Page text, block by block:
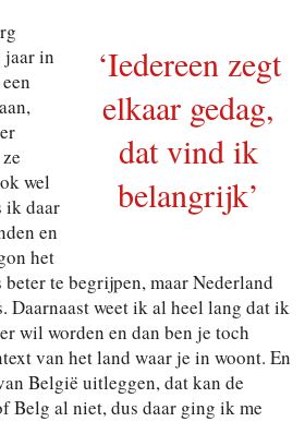
‘Iedereen zegt
elkaar gedag,
dat vind ik
belangrijk’
jaar in
wel
ik daar
en
het
te begrijpen, maar Nederland
Daarnaast weet ik al heel lang datik
wil worden en dan ben je toch
van het land waar je in woont. En
België uitleggen, dat kan de
Belg al niet, dus daar ging ik me